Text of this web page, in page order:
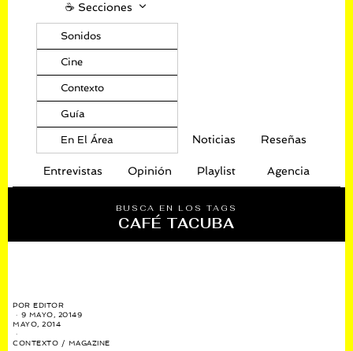
☕️ Secciones
Sonidos
Cine
Contexto
Guía
En El Área Noticias Reseñas
Entrevistas Opinión Playlist Agencia
BUSCA EN LOS TAGS
CAFÉ TACUBA
POREDITOR
9 MAYO, 20149
MAYO, 2014
CONTEXTO / MAGAZINE